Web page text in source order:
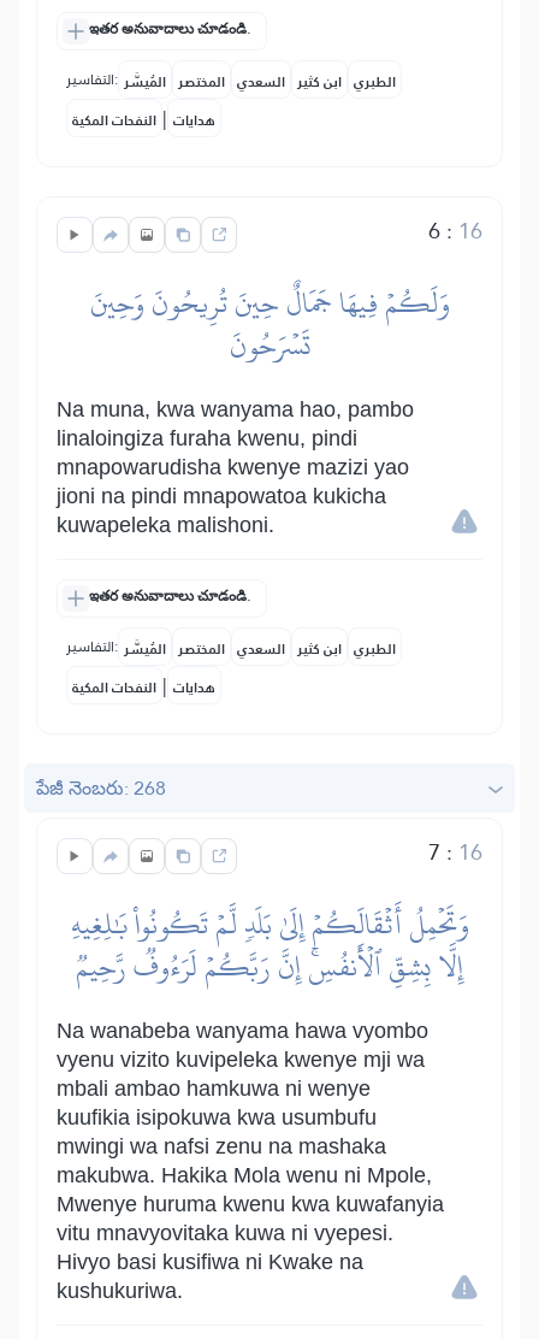
ఇతర అనువాదాలు చూడండి.
التفاسير: المُيسَّر المختصر السعدي ابن كثير الطبري
النفحات المكية | هدايات
6: 16
وَلَكُمۡ فِيهَا جَمَالٌ حِينَ تُرِيحُونَ وَحِينَ
تَسۡرَحُونَ
Na muna, kwa wanyama hao, pambo
linaloingiza furaha kwenu, pindi
mnapowarudisha kwenye mazizi yao
jioni na pindi mnapowatoa kukicha
kuwapeleka malishoni.
ఇతర అనువాదాలు చూడండి.
التفاسير: المُيسَّر المختصر السعدي ابن كثير الطبري
النفحات المكية | هدايات
పేజీ నెంబరు: 268
7 : 16
وَتَحۡمِلُ أَثۡقَالَكُمۡ إِلَىٰ بَلَدٖ لَّمۡ تَكُونُواْ بَٰلِغِيهِ
إِلَّا بِشِقِّ ٱلۡأَنفُسِۚ إِنَّ رَبَّكُمۡ لَرَءُوفٞ رَّحِيمٞ
Na wanabeba wanyama hawa vyombo
vyenu vizito kuvipeleka kwenye mji wa
mbali ambao hamkuwa ni wenye
kuufikia isipokuwa kwa usumbufu
mwingi wa nafsi zenu na mashaka
makubwa. Hakika Mola wenu ni Mpole,
Mwenye huruma kwenu kwa kuwafanyia
vitu mnavyovitaka kuwa ni vyepesi.
Hivyo basi kusifiwa ni Kwake na
kushukuriwa.